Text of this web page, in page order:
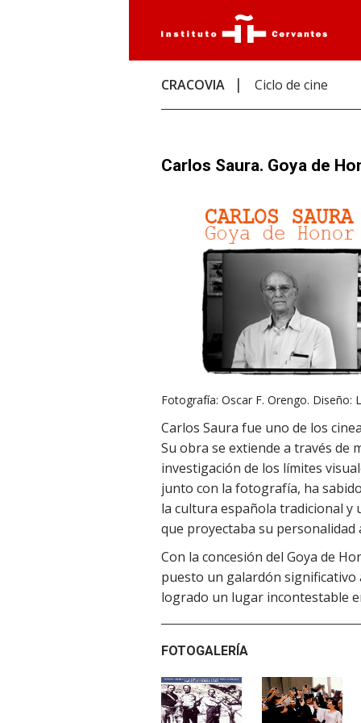
CRACOVIA Ciclo de cine
Carlos Saura. Goya de
Fotografía: Oscar F. Orengo. Diseño:
Carlos Saura fue uno de los
Su obra se extiende a través de
investigación de los límites
junto con la fotografía, ha
la cultura española tradicional y
que proyectaba su
Con la concesión del Goya de
puesto un galardón significativo
logrado un lugar incontestable
FOTOGALERÍA